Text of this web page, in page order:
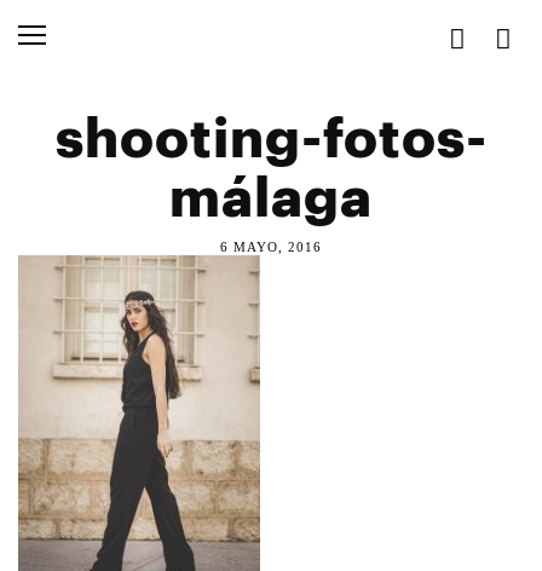
shooting-fotos-
málaga
6 MAYO, 2016